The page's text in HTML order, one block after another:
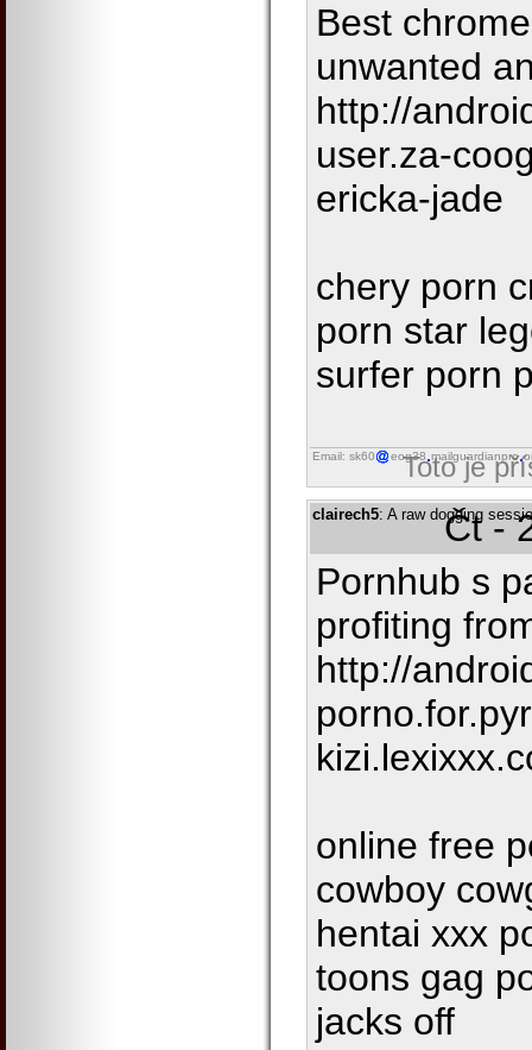
Best
unwanted
http://
user.za-
ericka-jade
chery porn
porn star
surfer porn
Email: sk60 eog38 mailguardianpro
Toto je
clairech5: A raw dogging
Čt -
Pornhub s
profiting
http://
online free
cowboy
hentai xxx
toons gag
jacks off